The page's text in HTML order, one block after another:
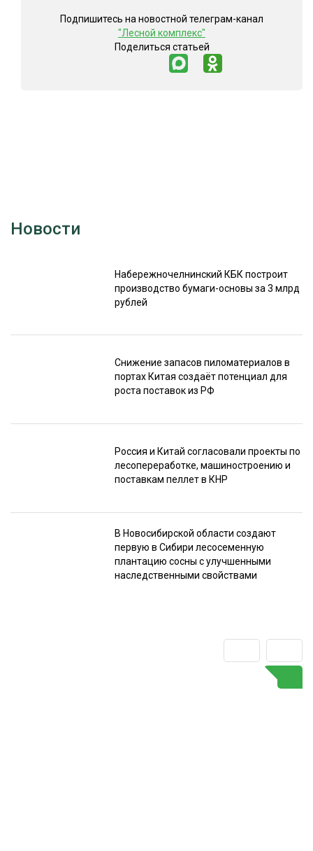
Подпишитесь на новостной телеграм-канал
"Лесной комплекс"
Поделиться статьей
Новости
Набережночелнинский КБК построит
производство бумаги-основы за 3 млрд
рублей
Снижение запасов пиломатериалов в
портах Китая создаёт потенциал для
роста поставок из РФ
Россия и Китай согласовали проекты по
лесопереработке, машиностроению и
поставкам пеллет в КНР
В Новосибирской области создают
первую в Сибири лесосеменную
плантацию сосны с улучшенными
наследственными свойствами